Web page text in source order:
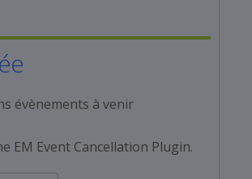
évènements à venir
EM Event Cancellation Plugin.